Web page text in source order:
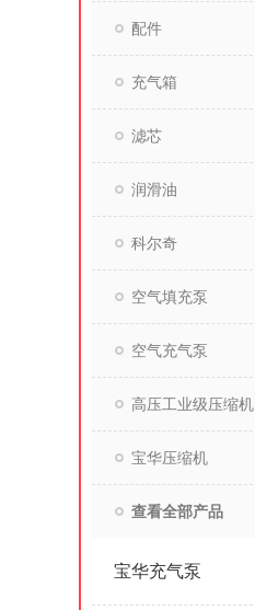
配件
充气箱
滤芯
润滑油
科尔奇
空气填充泵
空气充气泵
高压工业级压缩机
宝华压缩机
查看全部产品
宝华充气泵